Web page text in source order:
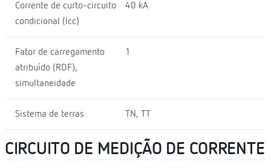
Corrente de curto-circuito
condicional (Icc)
40 kA
Fator de carregamento
atribuído (RDF),
simultaneidade
1
Sistema de terras TN, TT
CIRCUITO DE MEDIÇÃO DE CORRENTE